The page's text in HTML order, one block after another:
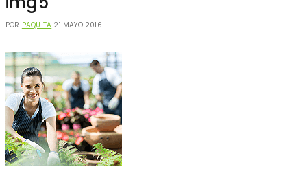
POR PAQUITA 21 MAYO 2016